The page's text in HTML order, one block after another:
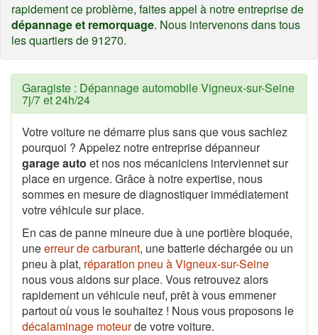
rapidement ce problème, faites appel à notre entreprise de
dépannage et remorquage. Nous intervenons dans tous
les quartiers de 91270.
Garagiste : Dépannage automobile Vigneux-sur-Seine
7j/7 et 24h/24
Votre voiture ne démarre plus sans que vous sachiez
pourquoi ? Appelez notre entreprise dépanneur
garage auto et nos nos mécaniciens interviennet sur
place en urgence. Grâce à notre expertise, nous
sommes en mesure de diagnostiquer immédiatement
votre véhicule sur place.
En cas de panne mineure due à une portière bloquée,
uneerreur de carburant, une batterie déchargée ou un
pneu à plat, réparation pneu à Vigneux-sur-Seine
nous vous aidons sur place. Vous retrouvez alors
rapidement un véhicule neuf, prêt à vous emmener
partout où vous le souhaitez ! Nous vous proposons le
décalaminage moteurde votre voiture.